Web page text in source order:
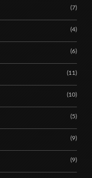
(7)
(4)
(6)
(11)
(10)
(5)
(9)
(9)